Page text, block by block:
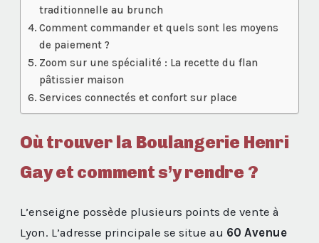
traditionnelle au brunch
Comment commander et quels sont les moyens
de paiement ?
Zoom sur une spécialité : La recette du flan
pâtissier maison
Services connectés et confort sur place
Où trouver la Boulangerie Henri
Gay et comment s’y rendre ?
L’enseigne possède plusieurs points de vente à
Lyon. L’adresse principale se situe au 60 Avenue